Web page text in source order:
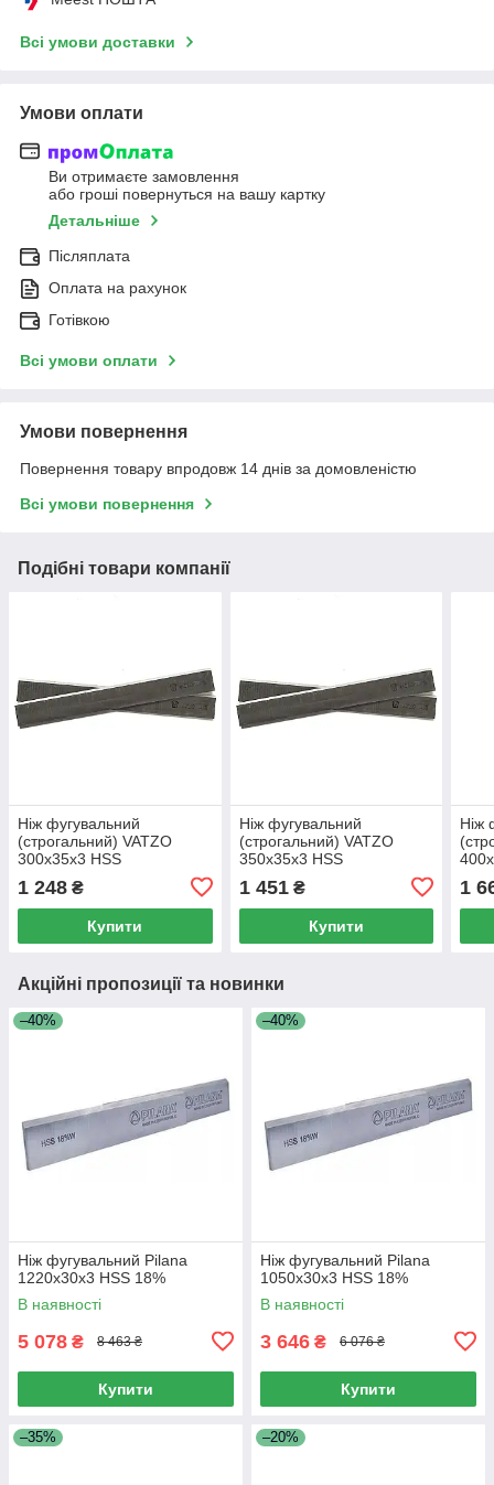
Всі умови доставки
Умови оплати
Ви отримаєте замовлення
або гроші повернуться на вашу картку
Детальніше
Післяплата
Оплата на рахунок
Готівкою
Всі умови оплати
Умови повернення
Повернення товару впродовж 14 днів за домовленістю
Всі умови повернення
Подібні товари компанії
Ніж фугувальний
(строгальний) VATZO
300x35x3 HSS
1 248 ₴
Купити
Ніж фугувальний
(строгальний) VATZO
350x35x3 HSS
1 451₴
Купити
Ніж
1
Акційні пропозиції та новинки
–40%
Ніж фугувальний Pilana
1220x30x3 HSS 18%
В наявності
5 078 ₴ 8 463 ₴
Купити
–40%
Ніж фугувальний Pilana
1050x30x3 HSS 18%
В наявності
3 646 ₴ 6 076 ₴
Купити
–35% –20%